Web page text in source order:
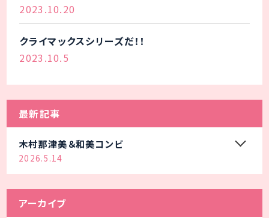
2023.10.20
クライマックスシリーズだ！！
2023.10.5
最新記事
木村那津美＆和美コンビ
2026.5.14
アーカイブ